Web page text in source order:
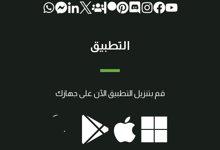
التطبيق
قم بتنزيل التطبيق الآن على جهازك